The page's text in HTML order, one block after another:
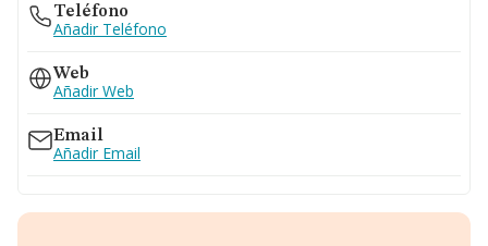
Teléfono
Añadir Teléfono
Web
Añadir Web
Email
Añadir Email